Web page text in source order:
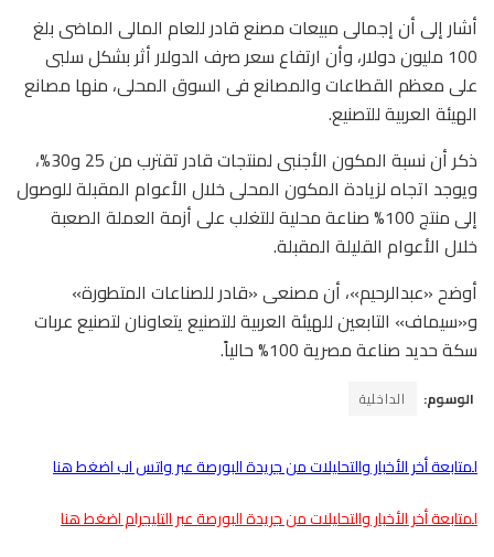
أشار إلى أن إجمالى مبيعات مصنع قادر للعام المالى الماضى بلغ
100 مليون دولار، وأن ارتفاع سعر صرف الدولار أثر بشكل سلبى
على معظم القطاعات والمصانع فى السوق المحلى، منها مصانع
الهيئة العربية للتصنيع.
ذكر أن نسبة المكون الأجنبى لمنتجات قادر تقترب من 25 و30%،
ويوجد اتجاه لزيادة المكون المحلى خلال الأعوام المقبلة للوصول
إلى منتج 100% صناعة محلية للتغلب على أزمة العملة الصعبة
خلال الأعوام القليلة المقبلة.
أوضح «عبدالرحيم»، أن مصنعى «قادر للصناعات المتطورة»
و«سيماف» التابعين للهيئة العربية للتصنيع يتعاونان لتصنيع عربات
سكة حديد صناعة مصرية 100% حالياً.
الوسوم: الداخلية
لمتابعة أخر الأخبار والتحليلات من جريدة البورصة عبر واتس اب اضغط هنا
لمتابعة أخر الأخبار والتحليلات من جريدة البورصة عبر التليجرام اضغط هنا